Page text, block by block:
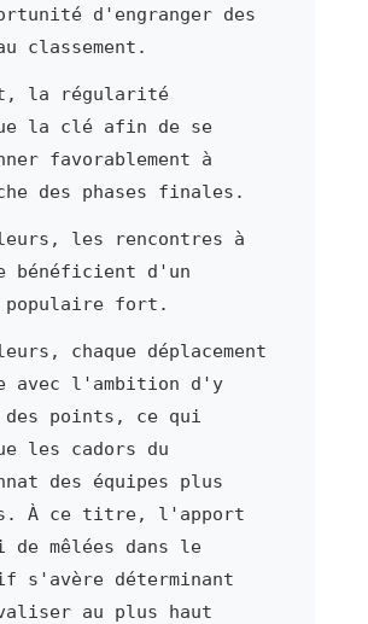
d'engranger des
classement.
la régularité
la clé afin de se
favorablement à
des phases finales.
les rencontres à
bénéficient d'un
populaire fort.
chaque déplacement
avec l'ambition d'y
des points, ce qui
les cadors du
des équipes plus
À ce titre, l'apport
de mêlées dans le
s'avère déterminant
au plus haut